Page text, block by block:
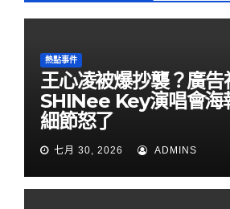
熱點事件
王心凌被爆抄襲？廣告
SHINee Key演唱會
細節怒了
七月 30, 2026 ADMINS